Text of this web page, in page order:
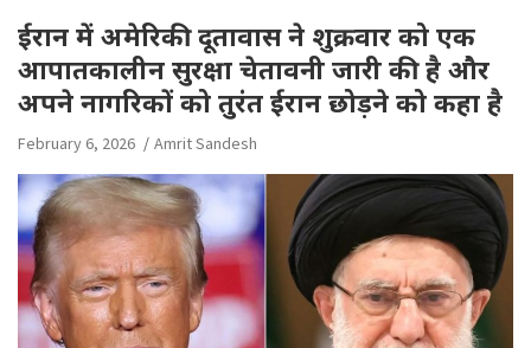
ईरान में अमेरिकी दूतावास ने शुक्रवार को एक
आपातकालीन सुरक्षा चेतावनी जारी की है और
अपने नागरिकों को तुरंत ईरान छोड़ने को कहा है
February 6, 2026 Amrit Sandesh